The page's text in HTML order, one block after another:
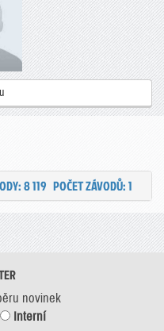
POČET ZÁVODŮ: 1
8 119
novinek
Interní